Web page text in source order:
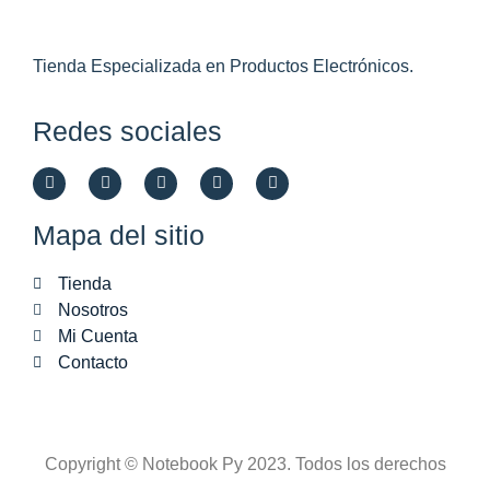
Tienda Especializada en Productos Electrónicos.
Redes sociales
Mapa del sitio
Tienda
Nosotros
Mi Cuenta
Contacto
Copyright © Notebook Py 2023. Todos los derechos